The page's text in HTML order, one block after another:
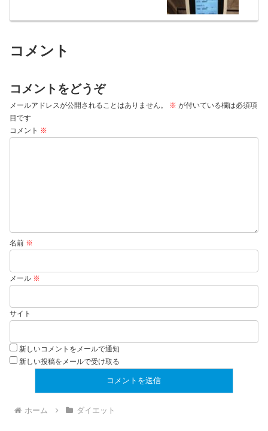
コメント
コメントをどうぞ
メールアドレスが公開されることはありません。 ※ が付いている欄は必須項
目です
コメント ※
名前 ※
メール ※
サイト
新しいコメントをメールで通知
新しい投稿をメールで受け取る
ホーム ダイエット